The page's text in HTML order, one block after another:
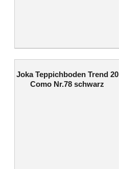
Joka Teppichboden Trend 20
Como Nr.78 schwarz